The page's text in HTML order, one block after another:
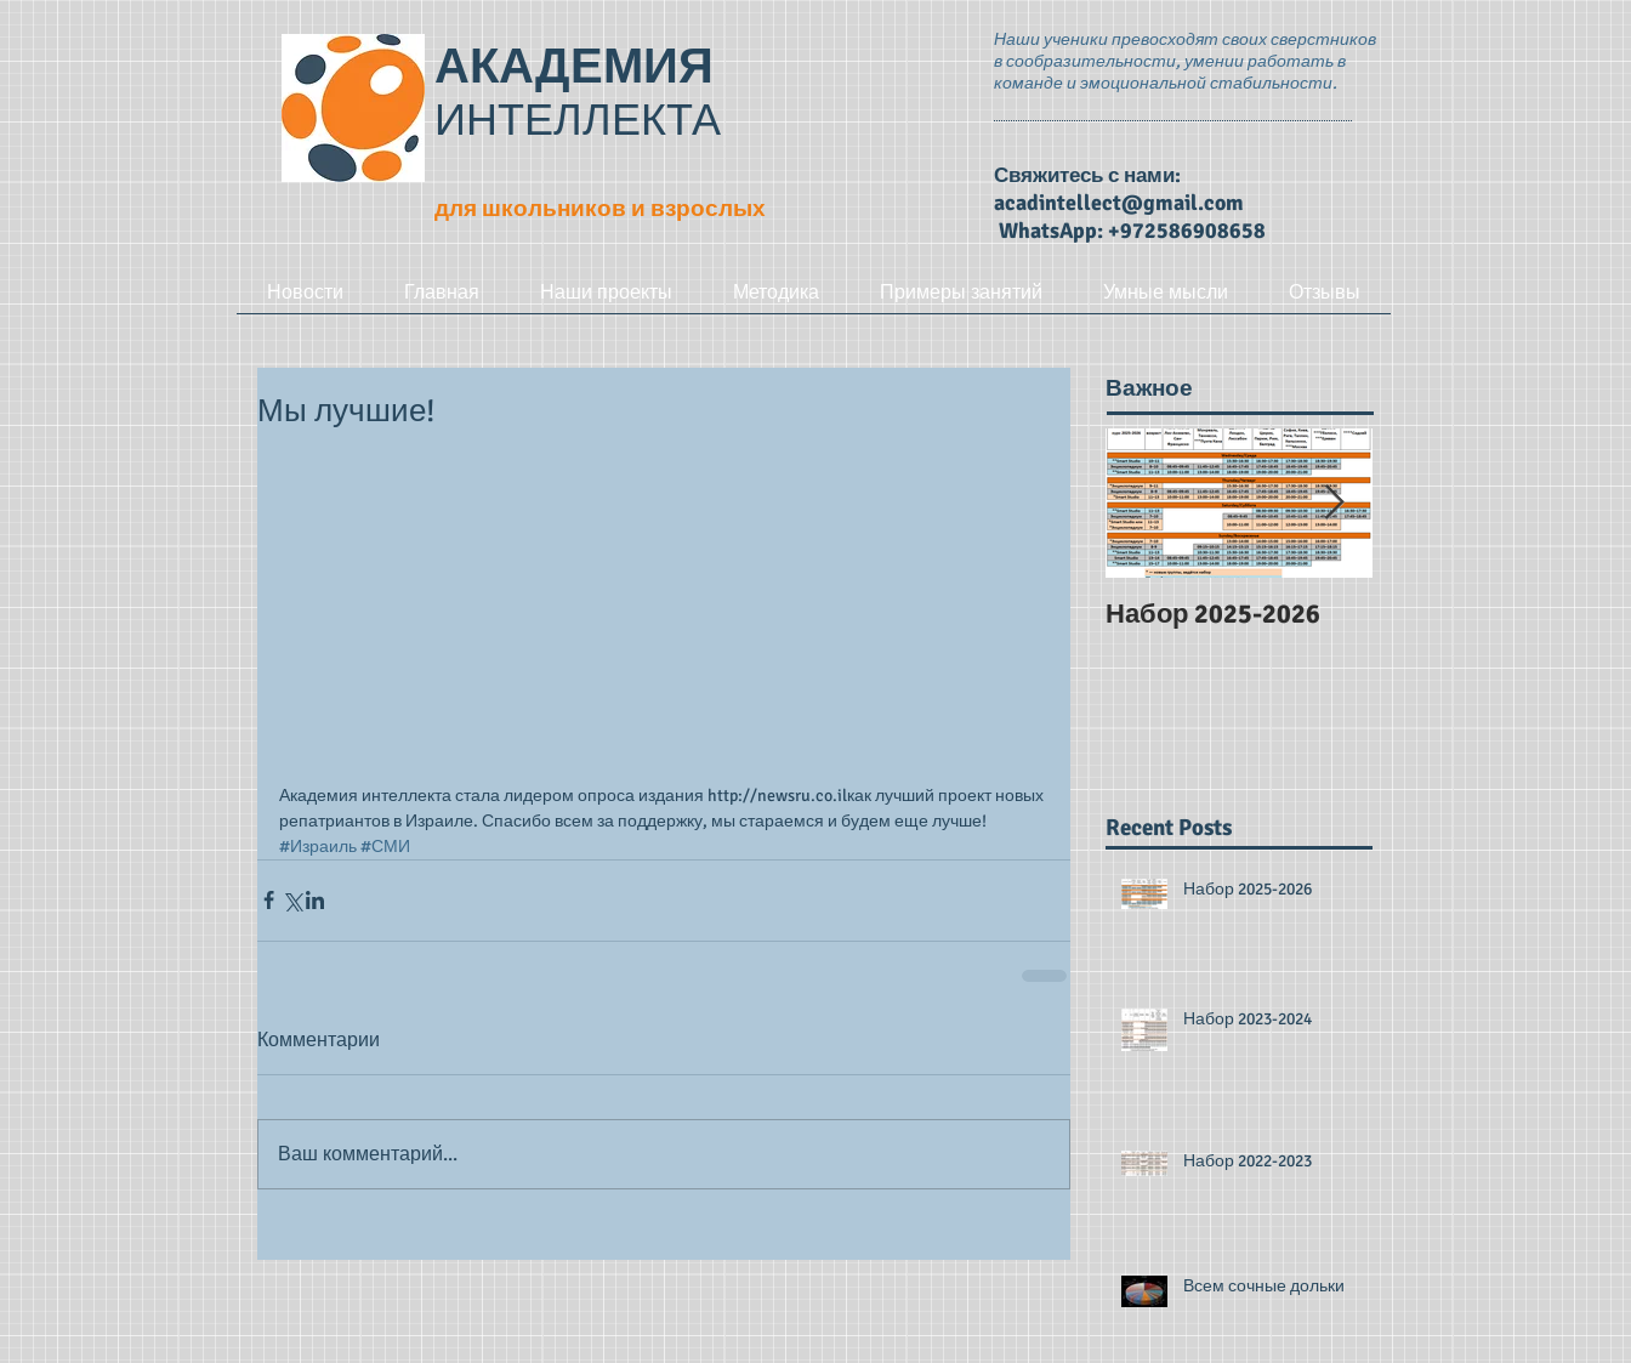
АКАДЕМИЯ
ИНТЕЛЛЕКТА
для школьников и взрослых
Наши ученики превосходят своих сверстников
в сообразительности, умении работать в
команде и эмоциональной стабильности.
Свяжитесь с нами:
acadintellect@gmail.com
WhatsApp: +972586908658
Новости Главная Наши проекты Методика Примеры занятий Умные мысли Отзывы
Мы лучшие!
Академия интеллекта стала лидером опроса издания http://newsru.co.ilкак лучший проект новых
репатриантов в Израиле. Спасибо всем за поддержку, мы стараемся и будем еще лучше!
#Израиль#СМИ
Комментарии
Ваш комментарий...
Важное
Набор 2025-2026
Ура, у нас
Recent Posts
Набор 2025-2026
Набор 2023-2024
Набор 2022-2023
Всем сочные дольки